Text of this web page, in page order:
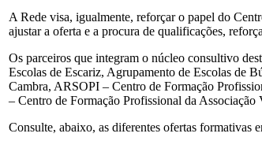
A Rede visa, igualmente, reforçar o papel do
ajustar a oferta e a procura de qualificações,
Os parceiros que integram o núcleo consultivo
Escolas de Escariz, Agrupamento de Escolas de
Cambra, ARSOPI – Centro de Formação
– Centro de Formação Profissional da
Consulte, abaixo, as diferentes ofertas formativas